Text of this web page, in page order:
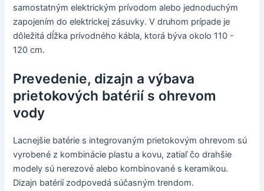
samostatným elektrickým prívodom alebo jednoduchým
zapojením do elektrickej zásuvky. V druhom prípade je
dôležitá dĺžka prívodného kábla, ktorá býva okolo 110 -
120 cm.
Prevedenie, dizajn a výbava
prietokových batérií s ohrevom
vody
Lacnejšie batérie s integrovaným prietokovým ohrevom sú
vyrobené z kombinácie plastu a kovu, zatiaľ čo drahšie
modely sú nerezové alebo kombinované s keramikou.
Dizajn batérií zodpovedá súčasným trendom.